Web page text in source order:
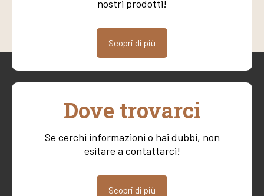
nostri prodotti!
Scopri di più
Dove trovarci
Se cerchi informazioni o hai dubbi, non
esitare a contattarci!
Scopri di più